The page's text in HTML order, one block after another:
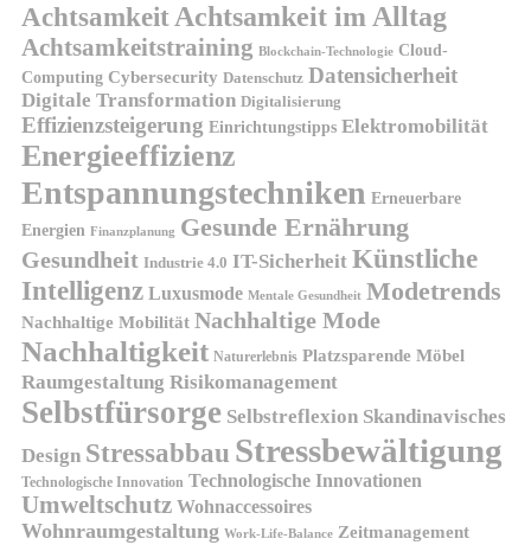
AchtsamkeitAchtsamkeit im Alltag
Achtsamkeitstraining Blockchain-Technologie Cloud-
Computing Cybersecurity Datenschutz Datensicherheit
Digitale Transformation Digitalisierung
Effizienzsteigerung Einrichtungstipps Elektromobilität
Energieeffizienz
Entspannungstechniken Erneuerbare
Energien Finanzplanung Gesunde Ernährung
Gesundheit Industrie 4.0 IT-Sicherheit Künstliche
Intelligenz Luxusmode Mentale Gesundheit Modetrends
Nachhaltige Mobilität Nachhaltige Mode
Nachhaltigkeit Naturerlebnis Platzsparende Möbel
Raumgestaltung Risikomanagement
Selbstfürsorge Selbstreflexion Skandinavisches
Design Stressabbau Stressbewältigung
Technologische Innovation Technologische Innovationen
Umweltschutz Wohnaccessoires
Wohnraumgestaltung Work-Life-Balance Zeitmanagement